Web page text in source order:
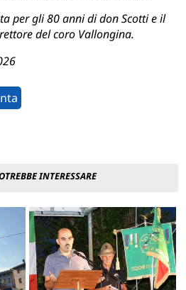
per gli 80 anni di don Scotti e il
del coro Vallongina.
INTERESSARE